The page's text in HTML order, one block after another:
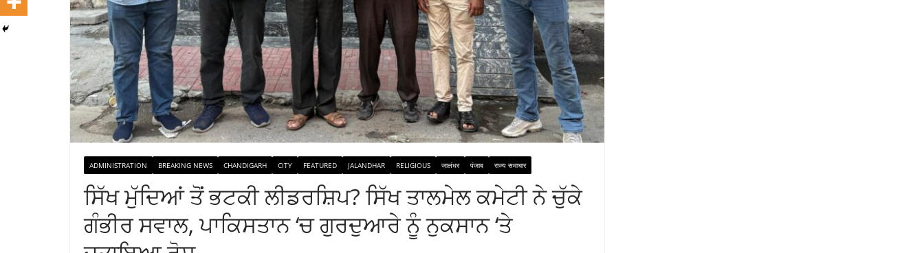
ADMINISTRATION BREAKING NEWS CHANDIGARH CITY FEATURED JALANDHAR RELIGIOUS जालंधर पंजाब राज्य समाचार
ਸਿੱਖ ਮੁੱਦਿਆਂ ਤੋਂ ਭਟਕੀ ਲੀਡਰਸ਼ਿਪ? ਸਿੱਖ ਤਾਲਮੇਲ ਕਮੇਟੀ ਨੇ ਚੁੱਕੇ
ਗੰਭੀਰ ਸਵਾਲ, ਪਾਕਿਸਤਾਨ ‘ਚ ਗੁਰਦੁਆਰੇ ਨੂੰ ਨੁਕਸਾਨ ‘ਤੇ